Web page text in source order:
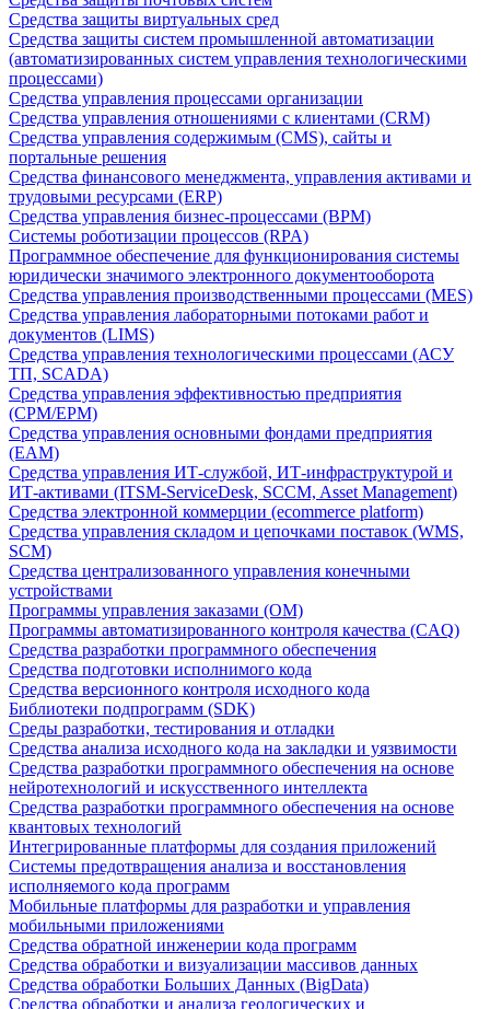
Средства защиты виртуальных сред
Средства защиты систем промышленной автоматизации
(автоматизированных систем управления технологическими
процессами)
Средства управления процессами организации
Средства управления отношениями с клиентами (CRM)
Средства управления содержимым (CMS), сайты и
портальные решения
Средства финансового менеджмента, управления активами и
трудовыми ресурсами (ERP)
Средства управления бизнес-процессами (BPM)
Системы роботизации процессов (RPA)
Программное обеспечение для функционирования системы
юридически значимого электронного документооборота
Средства управления производственными процессами (MES)
Средства управления лабораторными потоками работ и
документов (LIMS)
Средства управления технологическими процессами (АСУ
ТП, SCADA)
Средства управления эффективностью предприятия
(CPM/EPM)
Средства управления основными фондами предприятия
(EAM)
Средства управления ИТ-службой, ИТ-инфраструктурой и
ИТ-активами (ITSM-ServiceDesk, SCCM, Asset Management)
Средства электронной коммерции (ecommerce platform)
Средства управления складом и цепочками поставок (WMS,
SCM)
Средства централизованного управления конечными
устройствами
Программы управления заказами (OM)
Программы автоматизированного контроля качества (CAQ)
Средства разработки программного обеспечения
Средства подготовки исполнимого кода
Средства версионного контроля исходного кода
Библиотеки подпрограмм (SDK)
Среды разработки, тестирования и отладки
Средства анализа исходного кода на закладки и уязвимости
Средства разработки программного обеспечения на основе
нейротехнологий и искусственного интеллекта
Средства разработки программного обеспечения на основе
квантовых технологий
Интегрированные платформы для создания приложений
Системы предотвращения анализа и восстановления
исполняемого кода программ
Мобильные платформы для разработки и управления
мобильными приложениями
Средства обратной инженерии кода программ
Средства обработки и визуализации массивов данных
Средства обработки Больших Данных (BigData)
Средства обработки и анализа геологических и